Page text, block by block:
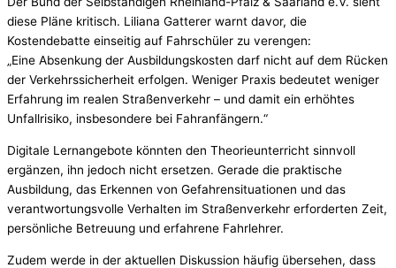
diese Pläne kritisch. Liliana Gatterer warnt davor, die
Kostendebatte einseitig auf Fahrschüler zu verengen:
„Eine Absenkung der Ausbildungskosten darf nicht auf dem Rücken
der Verkehrssicherheit erfolgen. Weniger Praxis bedeutet weniger
Erfahrung im realen Straßenverkehr – und damit ein erhöhtes
Unfallrisiko, insbesondere bei Fahranfängern.“
Digitale Lernangebote könnten den Theorieunterricht sinnvoll
ergänzen, ihn jedoch nicht ersetzen. Gerade die praktische
Ausbildung, das Erkennen von Gefahrensituationen und das
verantwortungsvolle Verhalten im Straßenverkehr erforderten Zeit,
persönliche Betreuung und erfahrene Fahrlehrer.
Zudem werde in der aktuellen Diskussion häufig übersehen, dass